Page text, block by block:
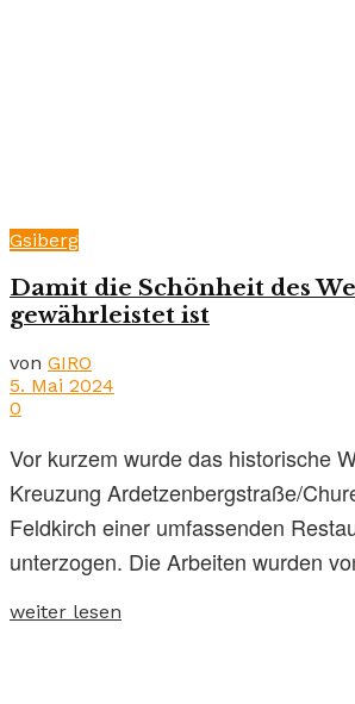
Gsiberg
Damit die Schönheit des
gewährleistet ist
von GIRO
5. Mai 2024
0
Vor kurzem wurde das historische
Kreuzung Ardetzenbergstraße/
Feldkirch einer umfassenden
unterzogen. Die Arbeiten wurden
weiter lesen